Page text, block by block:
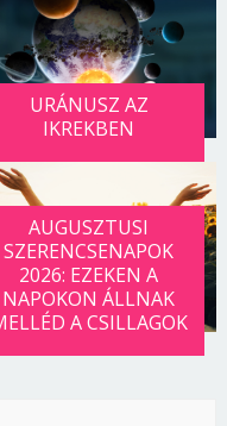
URÁNUSZ AZ
IKREKBEN
AUGUSZTUSI
SZERENCSENAPOK
2026: EZEKEN A
NAPOKON ÁLLNAK
A CSILLAGOK